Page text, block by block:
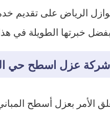
الرياض على تقديم
خبرتها الطويلة في
شركة عزل اسطح حي
الأمر بعزل أسطح